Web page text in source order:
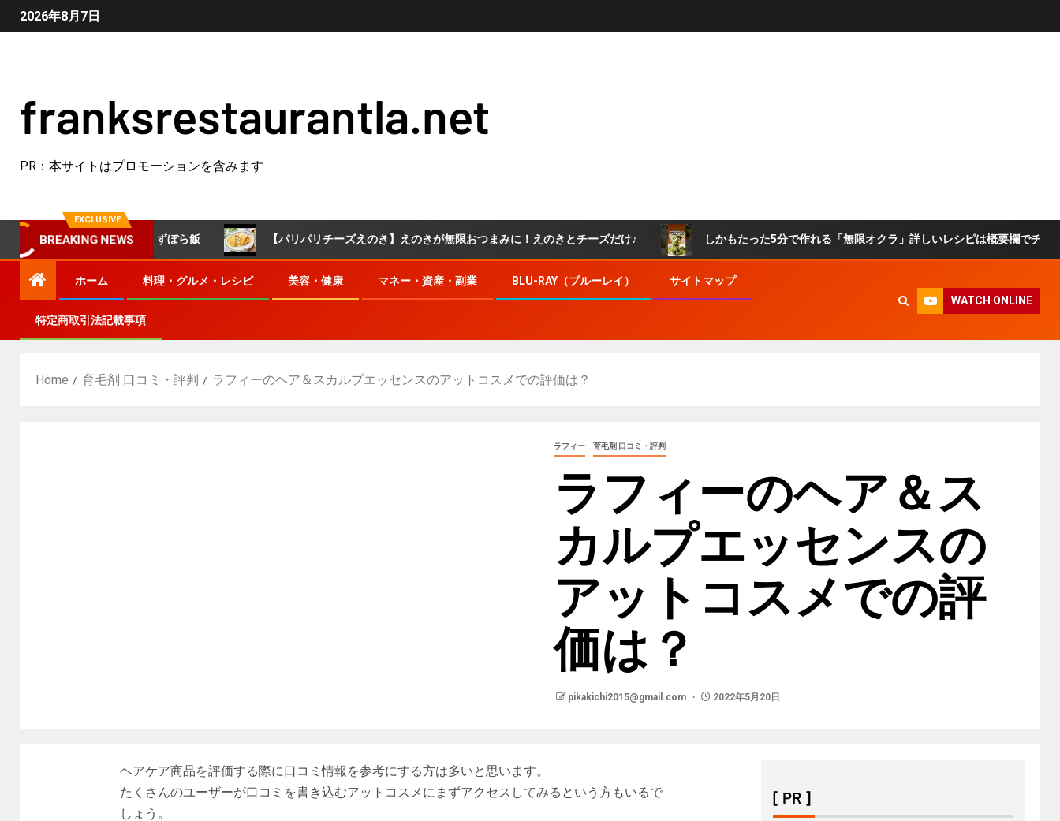
2026年8月7日
franksrestaurantla.net
PR：本サイトはプロモーションを含みます
EXCLUSIVE
BREAKING NEWS
ん🐣 #簡単レシピ #ずぼら飯 【パリパリチーズえのき】えのきが無限おつまみに！えのきとチーズだけ♪ しかもたった5分で作れる「無限オクラ」詳しいレシピは概要欄でチェック！ #
ホーム 料理・グルメ・レシピ 美容・健康 マネー・資産・副業 BLU-RAY（ブルーレイ） サイトマップ
特定商取引法記載事項
WATCH ONLINE
Home 育毛剤 口コミ・評判 ラフィーのヘア＆スカルプエッセンスのアットコスメでの評価は？
ラフィー 育毛剤 口コミ・評判
ラフィーのヘア＆ス
カルプエッセンスの
アットコスメでの評
価は？
pikakichi2015@gmail.com 2022年5月20日
ヘアケア商品を評価する際に口コミ情報を参考にする方は多いと思います。
たくさんのユーザーが口コミを書き込むアットコスメにまずアクセスしてみるという方もいるで
しょう。
[ PR ]